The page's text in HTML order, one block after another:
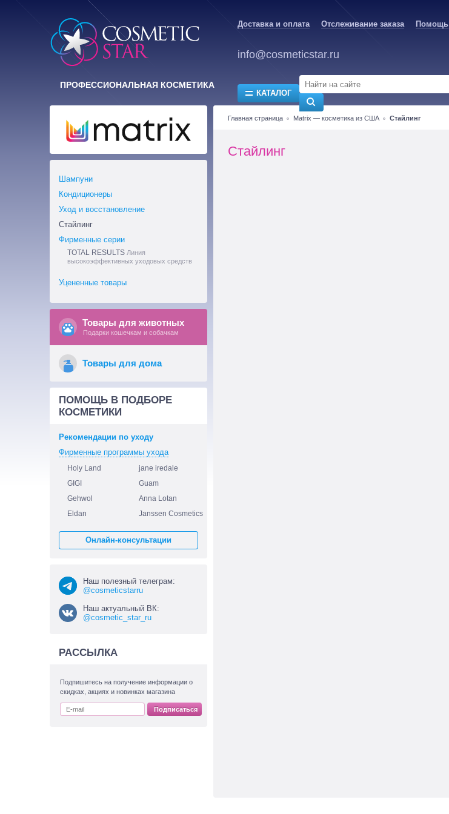
ПРОФЕССИОНАЛЬНАЯ КОСМЕТИКА
Доставка и оплата Отслеживание заказа Помощь
info@cosmeticstar.ru
КАТАЛОГ
Главная страница Matrix — косметика из США Стайлинг
Стайлинг
Шампуни
Кондиционеры
Уход и восстановление
Стайлинг
Фирменные серии
TOTAL RESULTS Линия
высокоэффективных уходовых средств
Уцененные товары
Товары для животных
Подарки кошечкам и собачкам
Товары для дома
ПОМОЩЬ В ПОДБОРЕ
КОСМЕТИКИ
Рекомендации по уходу
Фирменные программы ухода
Holy Land
jane iredale
GIGI
Guam
Gehwol
Anna Lotan
Eldan
Janssen Cosmetics
Онлайн-консультации
Наш полезный телеграм:
@cosmeticstarru
Наш актуальный ВК:
@cosmetic_star_ru
РАССЫЛКА
Подпишитесь на получение информации о
скидках, акциях и новинках магазина
Подписаться